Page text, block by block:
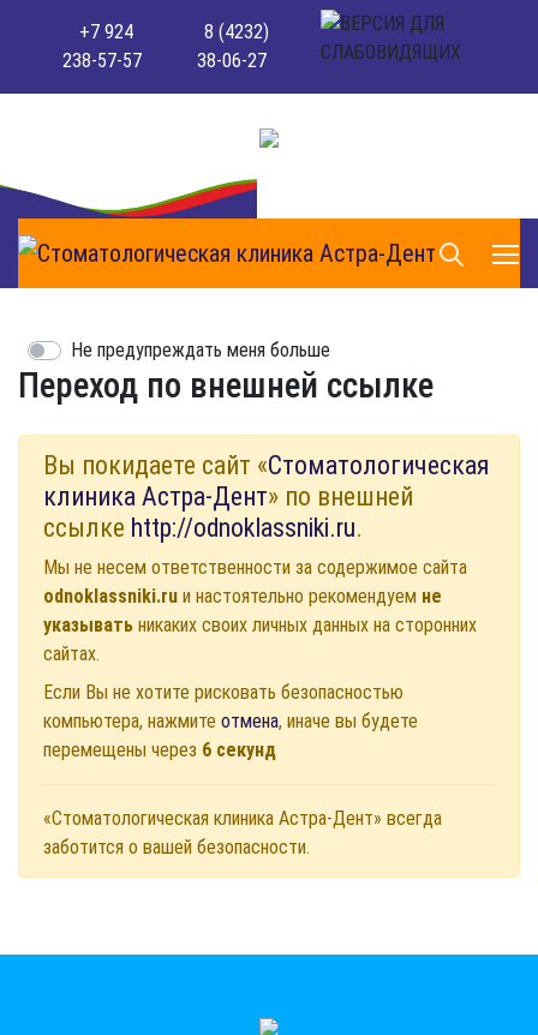
+7 924
238-57-57
8 (4232)
38-06-27
Переход по внешней ссылке
Не предупреждать меня больше
Вы покидаете сайт «Стоматологическая
клиника Астра-Дент» по внешней
ссылке http://odnoklassniki.ru.
Мы не несем ответственности за содержимое сайта
odnoklassniki.ru и настоятельно рекомендуем не
указывать никаких своих личных данных на сторонних
сайтах.
Если Вы не хотите рисковать безопасностью
компьютера, нажмите отмена, иначе вы будете
перемещены через 6 секунд
«Стоматологическая клиника Астра-Дент» всегда
заботится о вашей безопасности.